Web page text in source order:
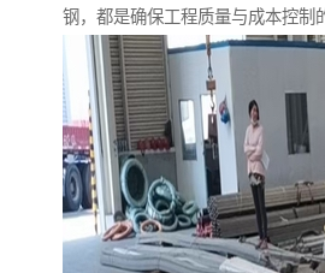
钢，都是确保工程质量与成本控制